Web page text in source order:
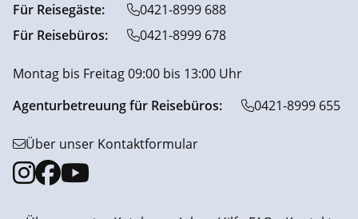
Für Reisegäste:
0421-8999 688
Für Reisebüros:
0421-8999 678
Montag bis Freitag 09:00 bis 13:00 Uhr
Agenturbetreuung für Reisebüros:
0421-8999 655
Über unser Kontaktformular